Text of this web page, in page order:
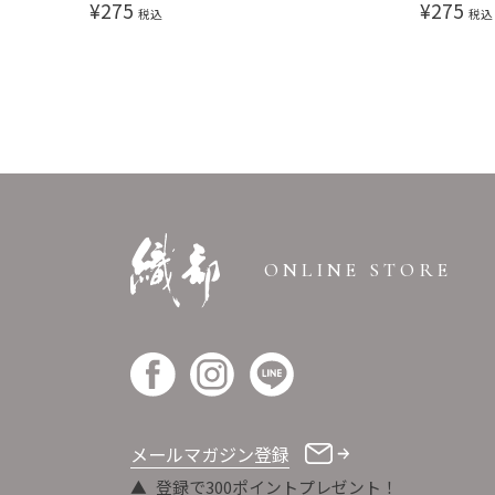
¥275 税込 ¥275 税込
ONLINE STORE
メールマガジン登録
登録で300ポイントプレゼント！